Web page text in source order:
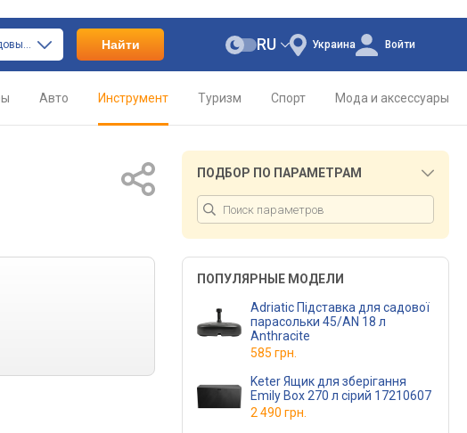
только прочий садовый инструмент Найти Украина
RU Войти
Авто Инструмент Туризм Спорт Мода и аксессуары
ПОДБОР ПО ПАРАМЕТРАМ
ПОПУЛЯРНЫЕ МОДЕЛИ
Adriatic Підставка для садової
парасольки 45/AN 18 л
Anthracite
585 грн.
Keter Ящик для зберігання
Emily Box 270 л сірий 17210607
2 490 грн.